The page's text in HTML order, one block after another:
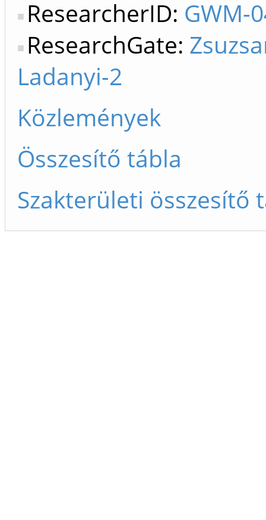
ResearcherID: GWM-
ResearchGate:
Ladanyi-2
Közlemények
Összesítő tábla
Szakterületi összesítő